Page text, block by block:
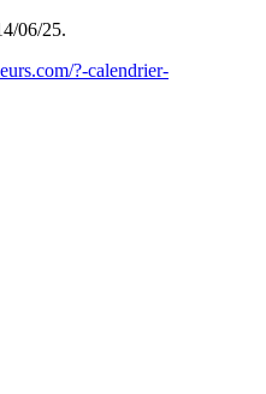
06/25.
?-calen­drier-